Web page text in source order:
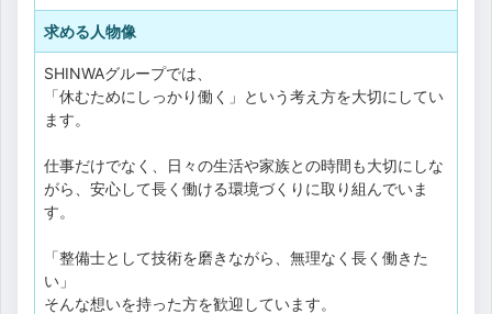
求める人物像
SHINWAグループでは、
「休むためにしっかり働く」という考え方を大切にしてい
ます。
仕事だけでなく、日々の生活や家族との時間も大切にしな
がら、安心して長く働ける環境づくりに取り組んでいま
す。
「整備士として技術を磨きながら、無理なく長く働きた
い」
そんな想いを持った方を歓迎しています。